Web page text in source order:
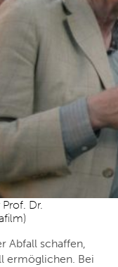
Dr.
Abfall schaffen,
ermöglichen. Bei